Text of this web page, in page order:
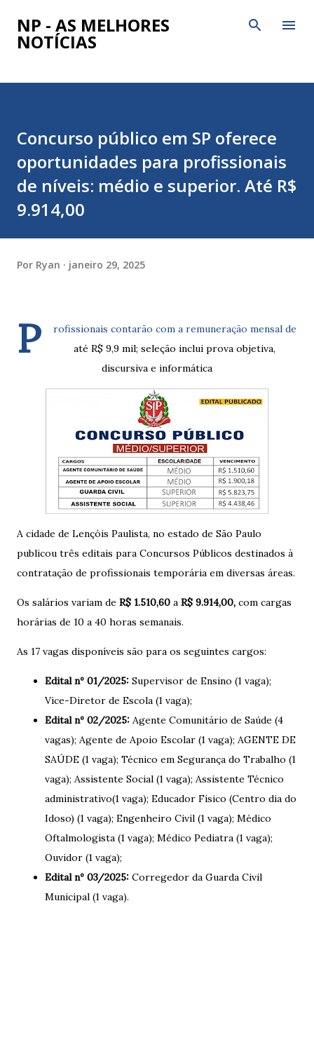
Pular para o conteúdo principal
NP - AS MELHORES
NOTÍCIAS
Concurso público em SP oferece
oportunidades para profissionais
de níveis: médio e superior. Até R$
9.914,00
Por Ryan janeiro 29, 2025
P
rofissionais contarão com a remuneração mensal de
até R$ 9,9 mil; seleção inclui prova objetiva,
discursiva e informática
A cidade de Lençóis Paulista, no estado de São Paulo
publicou três editais para Concursos Públicos destinados à
contratação de profissionais temporária em diversas áreas.
Os salários variam de R$ 1.510,60 a R$ 9.914,00, com cargas
horárias de 10 a 40 horas semanais.
As 17 vagas disponíveis são para os seguintes cargos:
Edital nº 01/2025: Supervisor de Ensino (1 vaga);
Vice-Diretor de Escola (1 vaga);
Edital nº 02/2025: Agente Comunitário de Saúde (4
vagas); Agente de Apoio Escolar (1 vaga); AGENTE DE
SAÚDE (1 vaga); Técnico em Segurança do Trabalho (1
vaga); Assistente Social (1 vaga); Assistente Técnico
administrativo(1 vaga); Educador Físico (Centro dia do
Idoso) (1 vaga); Engenheiro Civil (1 vaga); Médico
Oftalmologista (1 vaga); Médico Pediatra (1 vaga);
Ouvidor (1 vaga);
Edital nº 03/2025: Corregedor da Guarda Civil
Municipal (1 vaga).